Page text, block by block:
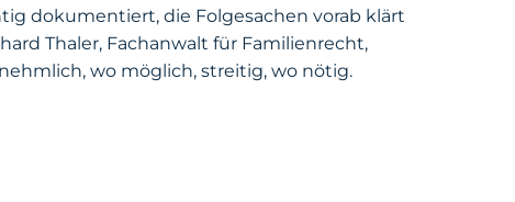
dokumentiert, die Folgesachen vorab klärt
Thaler, Fachanwalt für Familienrecht,
wo möglich, streitig, wo nötig.